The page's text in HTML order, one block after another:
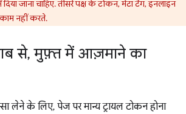
जाना चाहिए. तीसरे पक्ष के टोकन, मेटा टैग, इनलाइन
काम नहीं करते.
से, मुफ़्त में आज़माने का
लेने के लिए, पेज पर मान्य ट्रायल टोकन होना